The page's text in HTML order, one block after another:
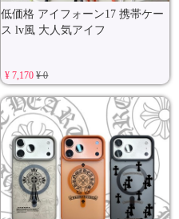
低価格 アイフォーン17 携帯ケー
ス lv風 大人気アイフ
¥ 7,170¥ 0